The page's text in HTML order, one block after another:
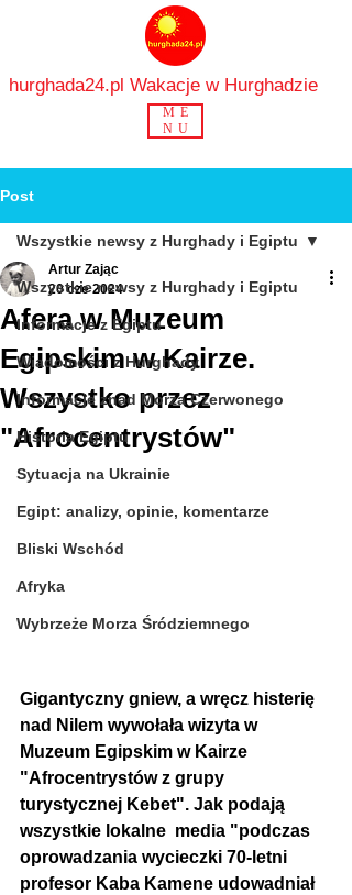
hurghada24.pl Wakacje w Hurghadzie
ME
NU
Post
Wszystkie newsy z Hurghady i Egiptu
Informacje z Egiptu
Wiadomości z Hurghady
Informacje znad Morza Czerwonego
Historia Egiptu
Sytuacja na Ukrainie
Egipt: analizy, opinie, komentarze
Bliski Wschód
Afryka
Wybrzeże Morza Śródziemnego
Wszystkie newsy z Hurghady i Egiptu
Afera w Muzeum
Egipskim w Kairze.
Wszystko przez
"Afrocentrystów"
Artur Zając
20 cze 2024
Gigantyczny gniew, a wręcz histerię
nad Nilem wywołała wizyta w
Muzeum Egipskim w Kairze
"Afrocentrystów z grupy
turystycznej Kebet". Jak podają
wszystkie lokalne  media "podczas
oprowadzania wycieczki 70-letni
profesor Kaba Kamene udowadniał